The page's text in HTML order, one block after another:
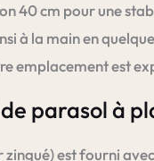
40 cm pour une
à la main en
emplacement est
parasol à
est fourni